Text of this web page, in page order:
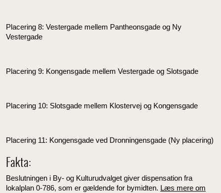
Placering 8: Vestergade mellem Pantheonsgade og Ny
Vestergade
Placering 9: Kongensgade mellem Vestergade og Slotsgade
Placering 10: Slotsgade mellem Klostervej og Kongensgade
Placering 11: Kongensgade ved Dronningensgade (Ny placering)
Fakta:
Beslutningen i By- og Kulturudvalget giver dispensation fra
lokalplan 0-786, som er gældende for bymidten. Læs mere om